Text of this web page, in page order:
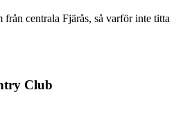
centrala Fjärås, så varför inte titta
Club